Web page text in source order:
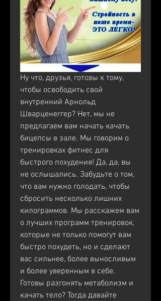
Ну что, друзья, готовы к тому,
чтобы освободить свой
внутренний Арнольд
Шварценеггер? Нет, мы не
предлагаем вам начать качать
бицепсы в зале. Мы говорим о
тренировках фитнес для
быстрого похудения! Да, да, вы
не ослышались. Забудьте о том,
что вам нужно голодать, чтобы
сбросить несколько лишних
килограммов. Мы расскажем вам
о лучших программ тренировок,
которые не только помогут вам
быстро похудеть, но и сделают
вас сильнее, более выносливым
и более уверенным в себе.
Готовы разгонять метаболизм и
качать тело? Тогда давайте